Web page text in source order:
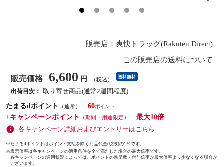
販売店：爽快ドラッグ(Rakuten Direct)
この販売店の送料について
販売価格 6,600 円 （税込） 送料無料
出荷目安： 取り寄せ商品(通常2週間程度)
たまるdポイント
（通常）
60
+キャンペーンポイント
（期間・用途限定）
最大10倍
各キャンペーン詳細およびエントリーはこちら
※たまるdポイントはポイント支払を除く商品代金(税抜)の1％です。
※表示倍率は各キャンペーンの適用条件を全て満たした場合の最大倍率です。
各キャンペーンの適用状況によっては、ポイントの進呈数・付与倍率が最大倍率より少なくなる場合が
ございます。